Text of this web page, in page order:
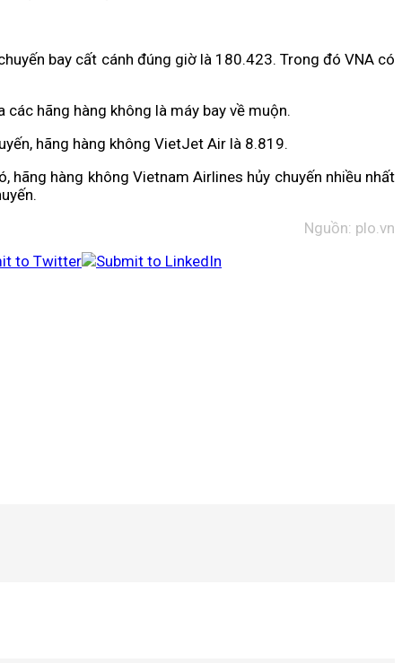
bay cất cánh đúng giờ là 180.423. Trong đó VNA có
hãng hàng không là máy bay về muộn.
hãng hàng không VietJet Air là 8.819.
hãng hàng không Vietnam Airlines hủy chuyến nhiều nhất
Nguồn: plo.vn